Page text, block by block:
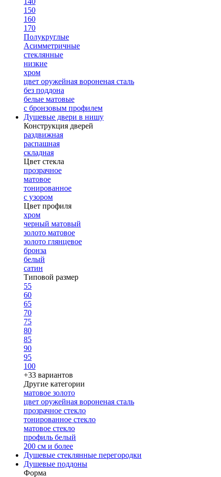
150
160
170
Полукруглые
Асимметричные
стеклянные
низкие
хром
цвет оружейная вороненая сталь
без поддона
белые матовые
с бронзовым профилем
Душевые двери в нишу
Конструкция дверей
раздвижная
распашная
складная
Цвет стекла
прозрачное
матовое
тонированное
с узором
Цвет профиля
хром
черный матовый
золото матовое
золото глянцевое
бронза
белый
сатин
Типовой размер
55
60
65
70
75
80
85
90
95
100
+33 вариантов
Другие категории
матовое золото
цвет оружейная вороненая сталь
прозрачное стекло
тонированное стекло
матовое стекло
профиль белый
200 см и более
Душевые стеклянные перегородки
Душевые поддоны
Форма